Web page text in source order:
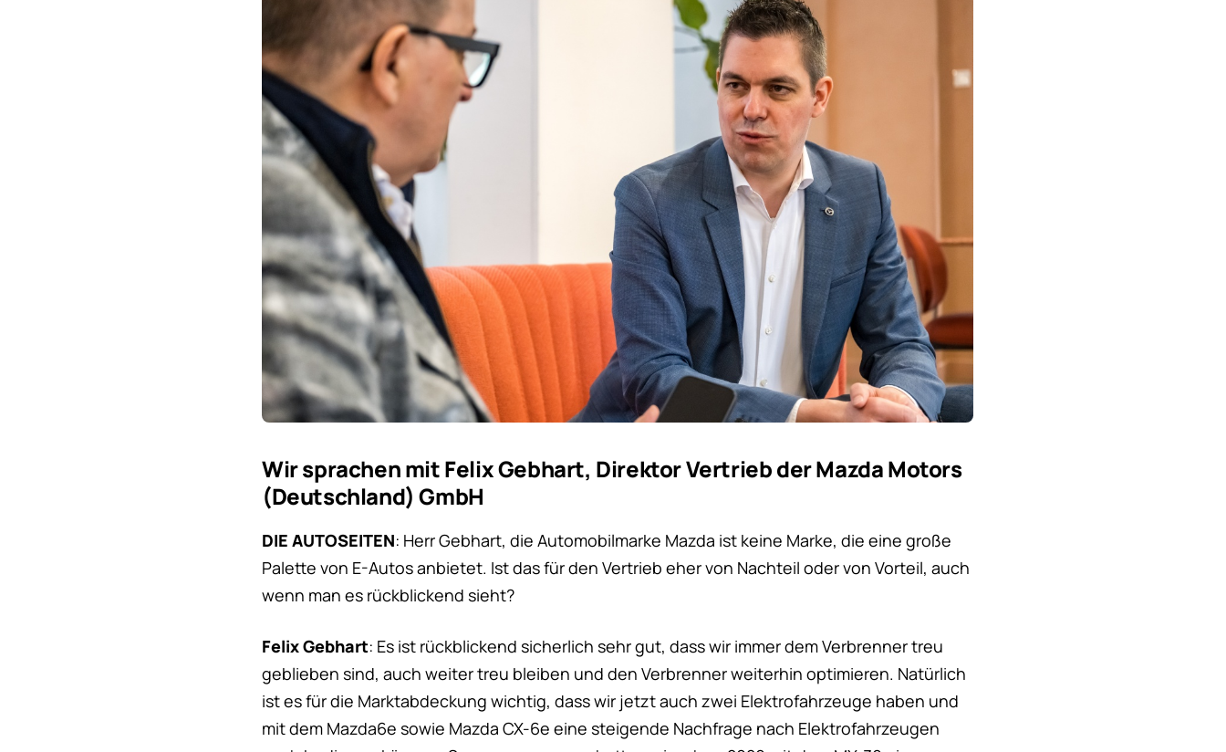
Wir sprachen mit Felix Gebhart, Direktor Vertrieb der Mazda Motors
(Deutschland) GmbH
DIE AUTOSEITEN: Herr Gebhart, die Automobilmarke Mazda ist keine Marke, die eine große
Palette von E-Autos anbietet. Ist das für den Vertrieb eher von Nachteil oder von Vorteil, auch
wenn man es rückblickend sieht?
Felix Gebhart: Es ist rückblickend sicherlich sehr gut, dass wir immer dem Verbrenner treu
geblieben sind, auch weiter treu bleiben und den Verbrenner weiterhin optimieren. Natürlich
ist es für die Marktabdeckung wichtig, dass wir jetzt auch zwei Elektrofahrzeuge haben und
mit dem Mazda6e sowie Mazda CX-6e eine steigende Nachfrage nach Elektrofahrzeugen